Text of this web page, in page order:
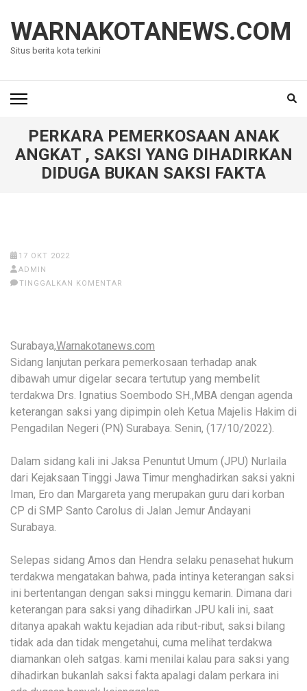
konten
(Tekan
WARNAKOTANEWS.COM
Situs berita kota terkini
PERKARA PEMERKOSAAN ANAK
ANGKAT , SAKSI YANG DIHADIRKAN
DIDUGA BUKAN SAKSI FAKTA
17 OKT 2022
ADMIN
TINGGALKAN KOMENTAR
Surabaya,Warnakotanews.com
Sidang lanjutan perkara pemerkosaan terhadap anak
dibawah umur digelar secara tertutup yang membelit
terdakwa Drs. Ignatius Soembodo SH.,MBA dengan agenda
keterangan saksi yang dipimpin oleh Ketua Majelis Hakim di
Pengadilan Negeri (PN) Surabaya. Senin, (17/10/2022).
Dalam sidang kali ini Jaksa Penuntut Umum (JPU) Nurlaila
dari Kejaksaan Tinggi Jawa Timur menghadirkan saksi yakni
Iman, Ero dan Margareta yang merupakan guru dari korban
CP di SMP Santo Carolus di Jalan Jemur Andayani
Surabaya.
Selepas sidang Amos dan Hendra selaku penasehat hukum
terdakwa mengatakan bahwa, pada intinya keterangan saksi
ini bertentangan dengan saksi minggu kemarin. Dimana dari
keterangan para saksi yang dihadirkan JPU kali ini, saat
ditanya apakah waktu kejadian ada ribut-ribut, saksi bilang
tidak ada dan tidak mengetahui, cuma melihat terdakwa
diamankan oleh satgas. kami menilai kalau para saksi yang
dihadirkan bukanlah saksi fakta.apalagi dalam perkara ini